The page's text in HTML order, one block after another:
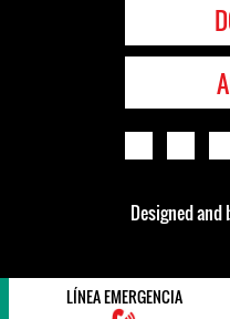
Designed
LÍNEA EMERGENCIA